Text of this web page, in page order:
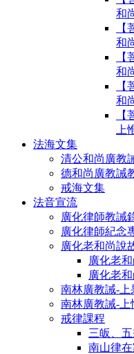
和
和
和
和
法海文集
清公和尚廣教
德和尚廣教誡
戒海文集
法音宣流
廣化律師教誡
廣化律師紀念
廣化老和尚說
廣化老
廣化老
南林廣教誡-上
南林廣教誡-上
戒律課程
三皈、
南山律